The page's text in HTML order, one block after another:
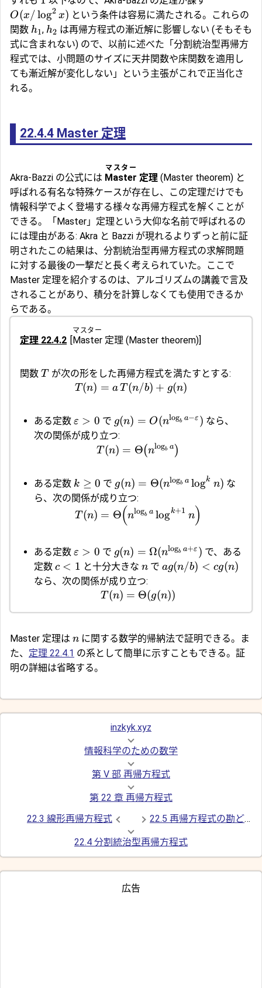
O(x/log2 x) という条件は容易に満たされる。これらの
関数 h1, h2 は再帰方程式の漸近解に影響しない (そもそも
式に含まれない) ので、以前に述べた「分割統治型再帰方
程式では、小問題のサイズに天井関数や床関数を適用し
ても漸近解が変化しない」という主張がこれで正当化さ
れる。
22.4.4 Master 定理
Akra-Bazzi の公式には Master
マスター
定理 (Master theorem) と
呼ばれる有名な特殊ケースが存在し、この定理だけでも
情報科学でよく登場する様々な再帰方程式を解くことが
できる。「Master」定理という大仰な名前で呼ばれるの
には理由がある: Akra と Bazzi が現れるよりずっと前に証
明されたこの結果は、分割統治型再帰方程式の求解問題
に対する最後の一撃だと長く考えられていた。ここで
Master 定理を紹介するのは、アルゴリズムの講義で言及
されることがあり、積分を計算しなくても使用できるか
らである。
定理 22.4.2 Master
マスター
定理 (Master theorem)]
関数 T が次の形をした再帰方程式を満たすとする:
T (n) = aT (n/b) + g(n)
ある定数 ε > 0 で g(n) = O(nlogb a−ε ) なら、
次の関係が成り立つ:
T(n) = Θ(nlogb a )
ある定数 k ≥ 0 で g(n) = Θ(nlogb a logk n) な
ら、次の関係が成り立つ:
T(n) = Θ(nlogb a logk+1 n)
ある定数 ε > 0 で g(n) = Ω(nlogb a+ε ) で、ある
定数 c < 1 と十分大きな nで ag(n/b) < cg(n)
なら、次の関係が成り立つ:
T (n) = Θ(g(n))
Master 定理は n に関する数学的帰納法で証明できる。ま
た、 定理 22.4.1 の系として簡単に示すこともできる。証
明の詳細は省略する。
inzkyk.xyz
情報科学のための数学
第 V 部 再帰方程式
第 22 章 再帰方程式
22.3 線形再帰方程式
22.5 再帰方程式の勘どころ
22.4 分割統治型再帰方程式
広告